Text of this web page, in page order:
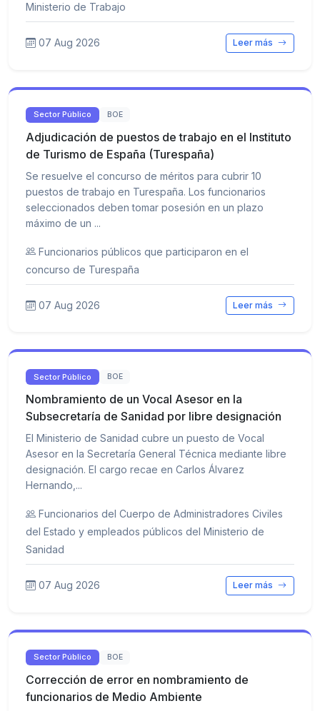
Ministerio de Trabajo
07 Aug 2026 Leer más
Sector Público BOE
Adjudicación de puestos de trabajo en el Instituto
de Turismo de España (Turespaña)
Se resuelve el concurso de méritos para cubrir 10
puestos de trabajo en Turespaña. Los funcionarios
seleccionados deben tomar posesión en un plazo
máximo de un ...
Funcionarios públicos que participaron en el
concurso de Turespaña
07 Aug 2026 Leer más
Sector Público BOE
Nombramiento de un Vocal Asesor en la
Subsecretaría de Sanidad por libre designación
El Ministerio de Sanidad cubre un puesto de Vocal
Asesor en la Secretaría General Técnica mediante libre
designación. El cargo recae en Carlos Álvarez
Hernando,...
Funcionarios del Cuerpo de Administradores Civiles
del Estado y empleados públicos del Ministerio de
Sanidad
07 Aug 2026 Leer más
Sector Público BOE
Corrección de error en nombramiento de
funcionarios de Medio Ambiente